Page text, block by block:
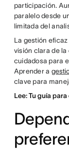
participación.
paralelo desde
limitada del
La gestión
visión clara de
cuidadosa para
Aprender a
clave para
Lee: Tu guía